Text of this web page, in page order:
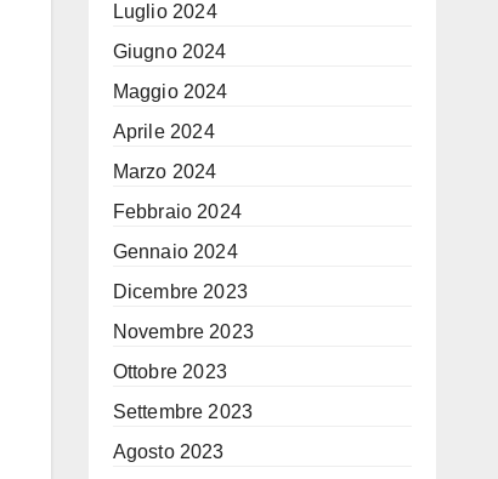
Luglio 2024
Giugno 2024
Maggio 2024
Aprile 2024
Marzo 2024
Febbraio 2024
Gennaio 2024
Dicembre 2023
Novembre 2023
Ottobre 2023
Settembre 2023
Agosto 2023